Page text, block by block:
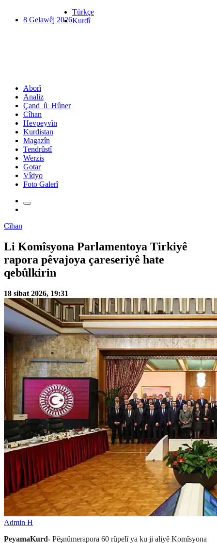
8 Gelawêj 2026
Türkçe
Kurdî
Aborî
Analiz
Çand_û_Hûner
Cîhan
Hevpeyvîn
Kurdistan
Magazîn
Tendrûstî
Werzis
Gotar
Vîdyo
Foto Galerî
Cîhan
Li Komîsyona Parlamentoya Tirkiyê
rapora pêvajoya çareseriyê hate
qebûlkirin
18 sibat 2026, 19:31
Admin H
PeyamaKurd- Pêşnûmerapora 60 rûpelî ya ku ji aliyê Komîsyona